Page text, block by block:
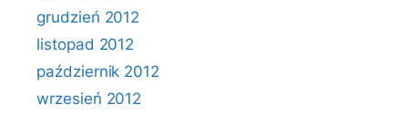
grudzień 2012
listopad 2012
październik 2012
wrzesień 2012